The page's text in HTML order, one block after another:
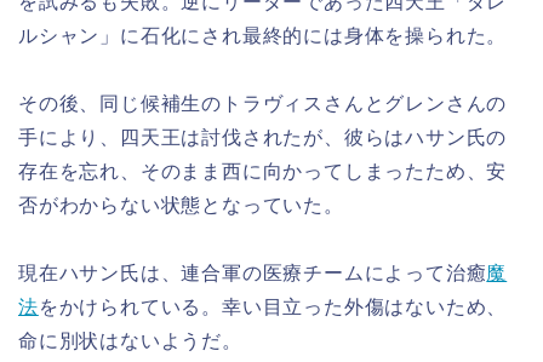
ルシャン」に石化にされ最終的には身体を操られた。
その後、同じ候補生のトラヴィスさんとグレンさんの
手により、四天王は討伐されたが、彼らはハサン氏の
存在を忘れ、そのまま西に向かってしまったため、安
否がわからない状態となっていた。
現在ハサン氏は、連合軍の医療チームによって治癒魔
法をかけられている。幸い目立った外傷はないため、
命に別状はないようだ。